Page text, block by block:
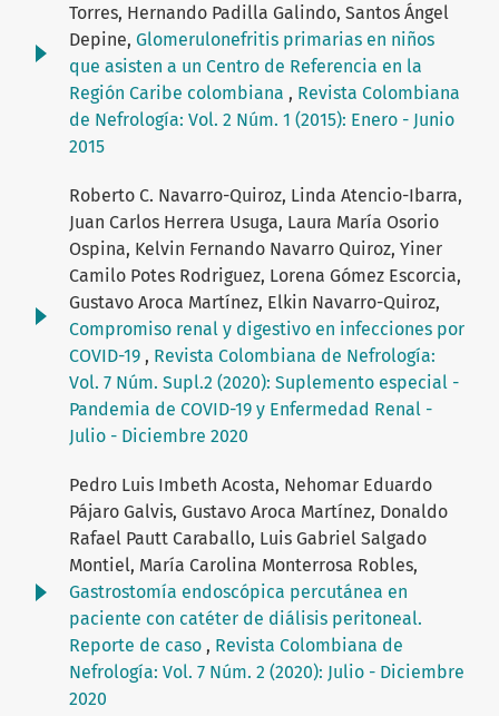
Torres, Hernando Padilla Galindo, Santos Ángel
Depine, Glomerulonefritis primarias en niños
que asisten a un Centro de Referencia en la
Región Caribe colombiana , Revista Colombiana
de Nefrología: Vol. 2 Núm. 1 (2015): Enero - Junio
2015
Roberto C. Navarro-Quiroz, Linda Atencio-Ibarra,
Juan Carlos Herrera Usuga, Laura María Osorio
Ospina, Kelvin Fernando Navarro Quiroz, Yiner
Camilo Potes Rodriguez, Lorena Gómez Escorcia,
Gustavo Aroca Martínez, Elkin Navarro-Quiroz,
Compromiso renal y digestivo en infecciones por
COVID-19 , Revista Colombiana de Nefrología:
Vol. 7 Núm. Supl.2 (2020): Suplemento especial -
Pandemia de COVID-19 y Enfermedad Renal -
Julio - Diciembre 2020
Pedro Luis Imbeth Acosta, Nehomar Eduardo
Pájaro Galvis, Gustavo Aroca Martínez, Donaldo
Rafael Pautt Caraballo, Luis Gabriel Salgado
Montiel, María Carolina Monterrosa Robles,
Gastrostomía endoscópica percutánea en
paciente con catéter de diálisis peritoneal.
Reporte de caso , Revista Colombiana de
Nefrología: Vol. 7 Núm. 2 (2020): Julio - Diciembre
2020